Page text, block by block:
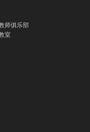
师俱乐部
室